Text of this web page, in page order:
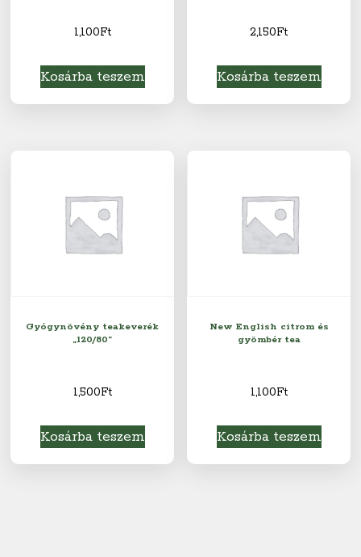
1,100Ft
Kosárba teszem
2,150Ft
Kosárba teszem
Gyógynövény teakeverék
„120/80”
1,500Ft
Kosárba teszem
New English citrom és
gyömbér tea
1,100Ft
Kosárba teszem